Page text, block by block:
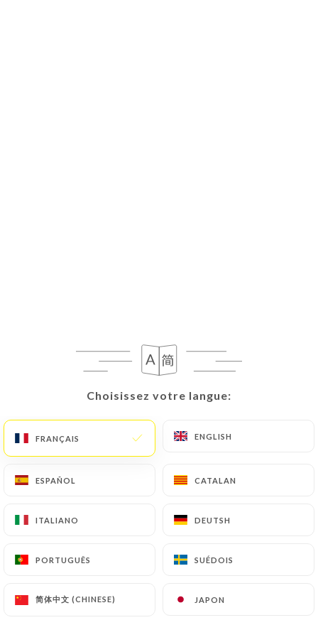
Choisissez votre langue:
FRANÇAIS ENGLISH
ESPAÑOL CATALAN
ITALIANO DEUTSH
PORTUGUÊS SUÉDOIS
简体中文 (CHINESE) JAPON
Choisissez votre langue:
FRANÇAIS ENGLISH
ESPAÑOL CATALAN
ITALIANO DEUTSH
PORTUGUÊS SUÉDOIS
简体中文 (CHINESE) JAPON